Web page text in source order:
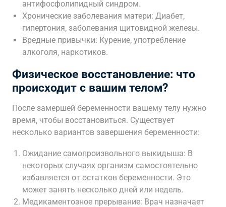
антифосфолипидный синдром.
Хронические заболевания матери: Диабет‚
гипертония‚ заболевания щитовидной железы.
Вредные привычки: Курение‚ употребление
алкоголя‚ наркотиков.
Физическое восстановление: что
происходит с вашим телом?
После замершей беременности вашему телу нужно
время‚ чтобы восстановиться. Существует
несколько вариантов завершения беременности:
Ожидание самопроизвольного выкидыша: В
некоторых случаях организм самостоятельно
избавляется от остатков беременности. Это
может занять несколько дней или недель.
Медикаментозное прерывание: Врач назначает